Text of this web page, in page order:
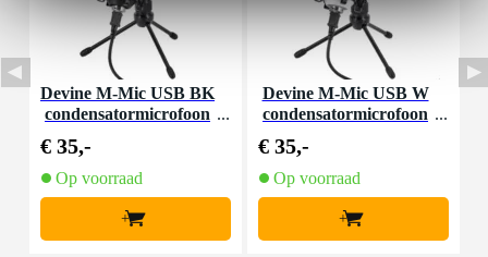
Devine M-Mic USB BK
condensatormicrofoon
€ 35,-
Op voorraad
+
Devine M-Mic USB W
condensatormicrofoon
€ 35,-
Op voorraad
+